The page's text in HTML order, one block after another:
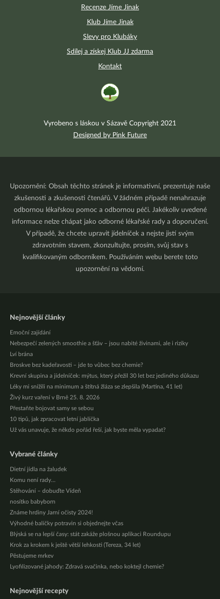
Recenze Jíme Jinak
Klub Jíme Jinak
Slevy pro Klubáky
Sdílej a získej Klub JJ zdarma
Kontakt
Vyrobeno s láskou v Sázavě Copyright 2021
Designed by Pink Future
Upozornění: Obsah těchto stránek je informativní, prezentuje naše
zkušenosti a zkušenosti čtenářů. V žádném případě nenahrazuje
odbornou lékařskou pomoc a odbornou péči. Jakékoliv uvedené
informace nelze chápat jako odborné lékařské rady a doporučení.
V případě, že chcete upravit jídelníček a nejste jistí svým
zdravotním stavem, zkonzultujte, prosím, svůj stav s
kvalifikovaným odborníkem. Používáním webu berete toto
upozornění na vědomí.
Nejnovější články
Emoční zajídání
Nebezpečí zelených smoothie a šťáv – jsou nabité živinami, ale i riziky
Lví brána
Broskve bez kadeřavosti – jde to vůbec bez chemie?
Krevní skupina a jídelníček: mýtus, který přežil 30 let bez jediného důkazu
Léky mi snížili na minimum a štítná žláza se zlepšila (Martina, 41 let)
Živý kurz vaření v Brně 25. 8. 2026
Přestaňte bojovat samy se sebou
10 tipů, jak zpracovat letní jablíčka
Už vás unavuje, že někdo pořád řeší, jak byste měla vypadat?
Vybrané články
Dietní jídla na žaludek
Komu není rady…
Stěhování – dobuďte Vídeň
nosítko babyborn
Známe hrdiny Jarní očisty 2024!
Výhodné balíčky potravin si objednejte včas
Blýská se na lepší časy: stát zakáže plošnou aplikaci Roundupu
Krok za krokem k ještě větší lehkosti (Tereza, 34 let)
Pěstujeme mrkev
Lyofilizované jahody: Zdravá svačinka, nebo koktejl chemie?
Nejnovější recepty